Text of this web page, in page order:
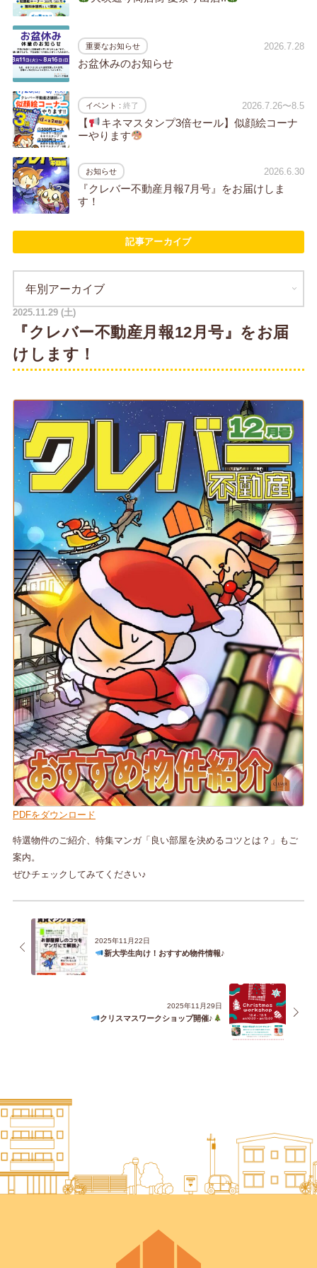
2025.11.29 (土)
『クレバー不動産月報12月号』をお届
けします！
PDFをダウンロード
特選物件のご紹介、特集マンガ「良い部屋を決めるコツとは？」もご
案内。
ぜひチェックしてみてください♪
2025年11月22日
新大学生向け！おすすめ物件情報♪
2025年11月29日
クリスマスワークショップ開催♪
重要なお知らせ 2026.7.28
お盆休みのお知らせ
イベント : 終了 2026.7.26〜8.5
【
キネマスタンプ3倍セール】似顔絵コーナ
ーやります
お知らせ 2026.6.30
『クレバー不動産月報7月号』をお届けしま
す！
記事アーカイブ